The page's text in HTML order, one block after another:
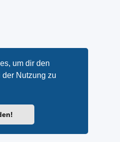
um dir den
Nutzung zu